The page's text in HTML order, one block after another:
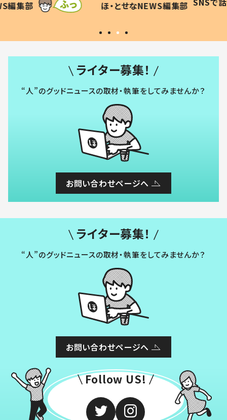
編集部 #令和の子
い」
ライター募集！
“人”のグッドニュースの取材・執筆をしてみませんか？
お問い合わせページへ
ライター募集！
“人”のグッドニュースの取材・執筆をしてみませんか？
お問い合わせページへ
Follow US!